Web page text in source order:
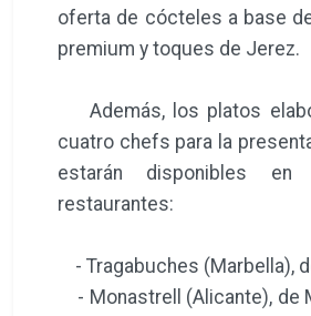
oferta de cócteles a base
premium y toques de Jerez.
Además, los platos
cuatro chefs para la
estarán disponibles
restaurantes:
- Tragabuches (Marbella),
- Monastrell (Alicante), de